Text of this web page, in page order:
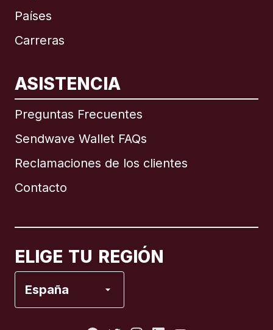
Países
Carreras
ASISTENCIA
Preguntas Frecuentes
Sendwave Wallet FAQs
Reclamaciones de los clientes
Contacto
ELIGE TU REGIÓN
España
Internacional English
Brasil